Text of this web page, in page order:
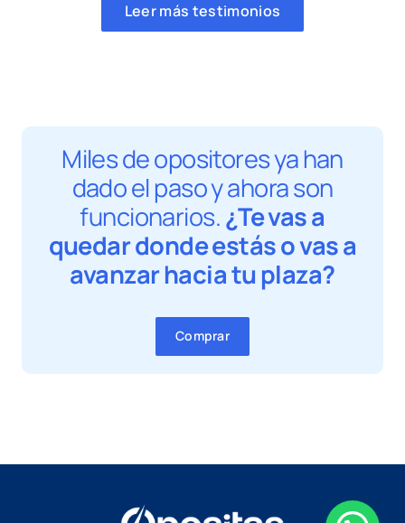
Leer más testimonios
Miles de opositores ya han
dado el paso y ahora son
funcionarios.¿Te vas a
quedar donde estás o vas a
avanzar hacia tu plaza?
Comprar